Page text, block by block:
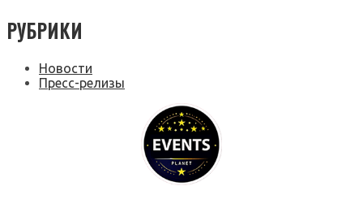
РУБРИКИ
Новости
Пресс-релизы